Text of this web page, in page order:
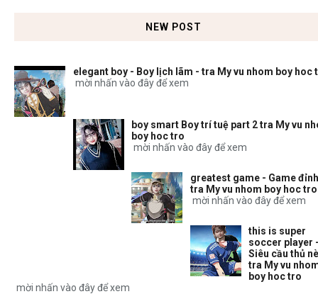
NEW POST
elegant boy - Boy lịch lãm - tra My vu nhom boy hoc
mời nhấn vào đây để xem
boy smart Boy trí tuệ part 2 tra My vu
boy hoc tro
mời nhấn vào đây để xem
greatest game - Game
tra My vu nhom boy hoc tro
mời nhấn vào đây để xem
this is super
soccer player
Siêu cầu thủ
tra My vu
boy hoc tro
mời nhấn vào đây để xem